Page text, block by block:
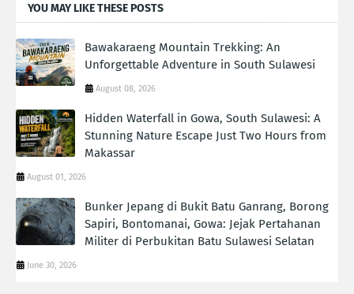
YOU MAY LIKE THESE POSTS
Bawakaraeng Mountain Trekking: An
Unforgettable Adventure in South Sulawesi
August 08, 2026
Hidden Waterfall in Gowa, South Sulawesi: A
Stunning Nature Escape Just Two Hours from
Makassar
August 01, 2026
Bunker Jepang di Bukit Batu Ganrang, Borong
Sapiri, Bontomanai, Gowa: Jejak Pertahanan
Militer di Perbukitan Batu Sulawesi Selatan
June 30, 2026